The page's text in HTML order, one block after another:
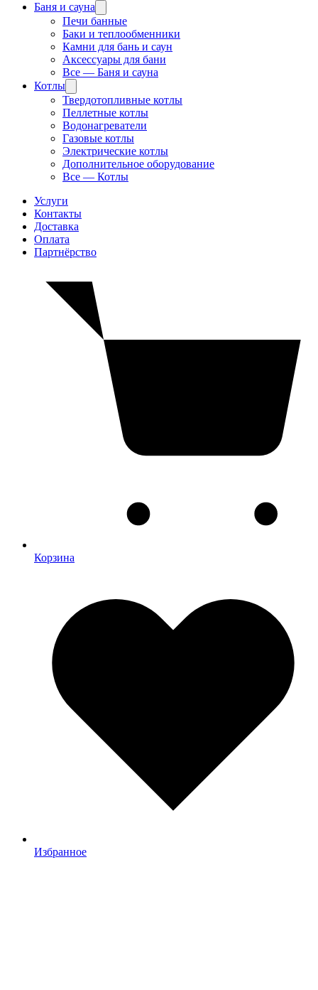
Баня и сауна
Печи банные
Баки и теплообменники
Камни для бань и саун
Аксессуары для бани
Все — Баня и сауна
Котлы
Твердотопливные котлы
Пеллетные котлы
Водонагреватели
Газовые котлы
Электрические котлы
Дополнительное оборудование
Все — Котлы
Услуги
Контакты
Доставка
Оплата
Партнёрство
Корзина
Избранное